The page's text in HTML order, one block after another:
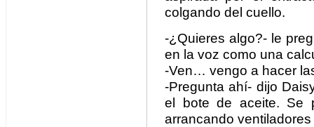
colgando del cuello.
-¿Quieres algo?- le
en la voz como una
-Ven… vengo a hacer
-Pregunta ahí- dijo
el bote de aceite. Se
arrancando